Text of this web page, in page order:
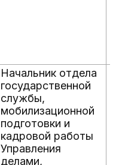
Начальник отдела
государственной
службы,
мобилизационной
подготовки и
кадровой работы
Управления
делами,